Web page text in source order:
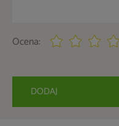
Ocena:
DODAJ